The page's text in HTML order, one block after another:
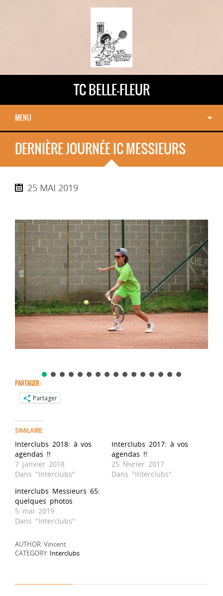
TC BELLE-FLEUR
MENU
DERNIÈRE JOURNÉE IC MESSIEURS
25 MAI 2019
PARTAGER :
Partager
SIMILAIRE
Interclubs 2018: à vos
agendas !!
7 janvier 2018
Dans "Interclubs"
Interclubs 2017: à vos
agendas !!
25 février 2017
Dans "Interclubs"
Interclubs Messieurs 65:
quelques photos
5 mai 2019
Dans "Interclubs"
AUTHOR: Vincent
CATEGORY: Interclubs